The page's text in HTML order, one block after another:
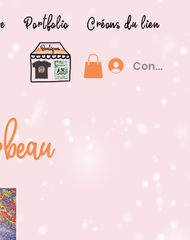
Portfolio Créons du lien
Connexion